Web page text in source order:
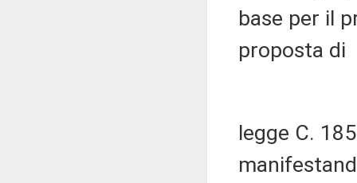
base per il
proposta di
legge C.